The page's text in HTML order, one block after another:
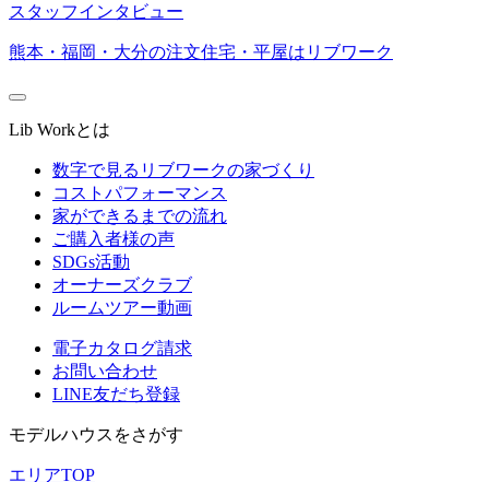
スタッフインタビュー
熊本・福岡・大分の注文住宅・平屋はリブワーク
Lib Workとは
数字で見るリブワークの家づくり
コストパフォーマンス
家ができるまでの流れ
ご購入者様の声
SDGs活動
オーナーズクラブ
ルームツアー動画
電子カタログ請求
お問い合わせ
LINE友だち登録
モデルハウスをさがす
エリアTOP